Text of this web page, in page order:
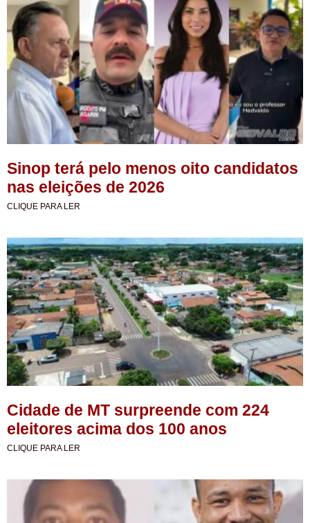
Sinop terá pelo menos oito candidatos
nas eleições de 2026
CLIQUE PARA LER
Cidade de MT surpreende com 224
eleitores acima dos 100 anos
CLIQUE PARA LER